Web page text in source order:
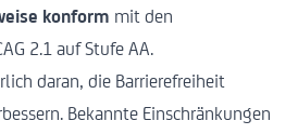
konform mit den
2.1 auf Stufe AA.
daran, die Barrierefreiheit
Bekannte Einschränkungen